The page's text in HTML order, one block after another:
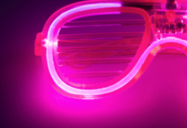
Arbeiten